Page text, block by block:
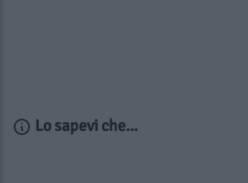
Lo sapevi che...